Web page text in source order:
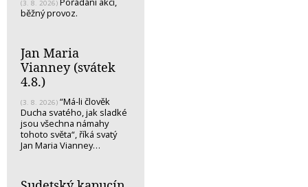
(3. 8. 2026)
běžný provoz.
Jan Maria
Vianney (svátek
4.8.)
(3. 8. 2026) “Má-li člověk
Ducha svatého, jak sladké
jsou všechna námahy
tohoto světa“, říká svatý
Jan Maria Vianney…